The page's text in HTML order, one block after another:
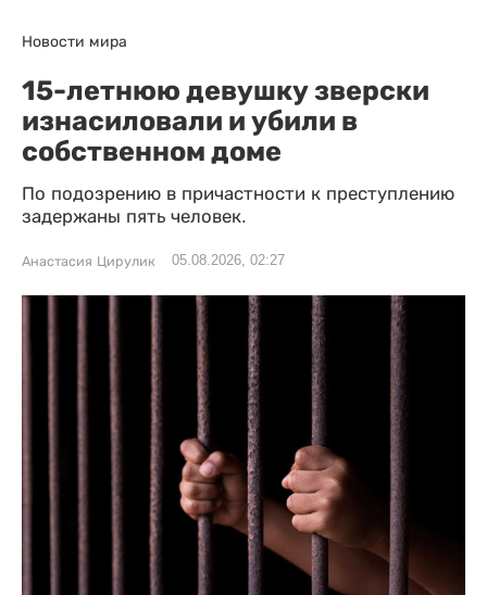
Новости мира
15-летнюю девушку зверски
изнасиловали и убили в
собственном доме
По подозрению в причастности к преступлению
задержаны пять человек.
Анастасия Цирулик 05.08.2026, 02:27